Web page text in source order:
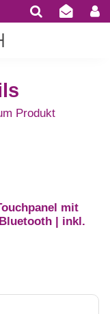
Produkt
mit
| inkl.